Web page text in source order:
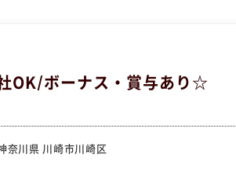
OK/ボーナス・賞与あり☆
奈川県 川崎市川崎区